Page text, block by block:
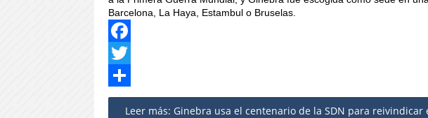
Barcelona, La Haya, Estambul o Bruselas.
Facebook
Twitter
Share
Leer más: Ginebra usa el centenario de la SDN para